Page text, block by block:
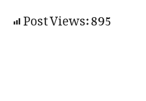
Post Views:895